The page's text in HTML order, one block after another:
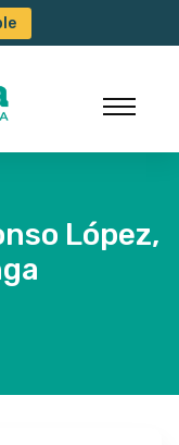
López,